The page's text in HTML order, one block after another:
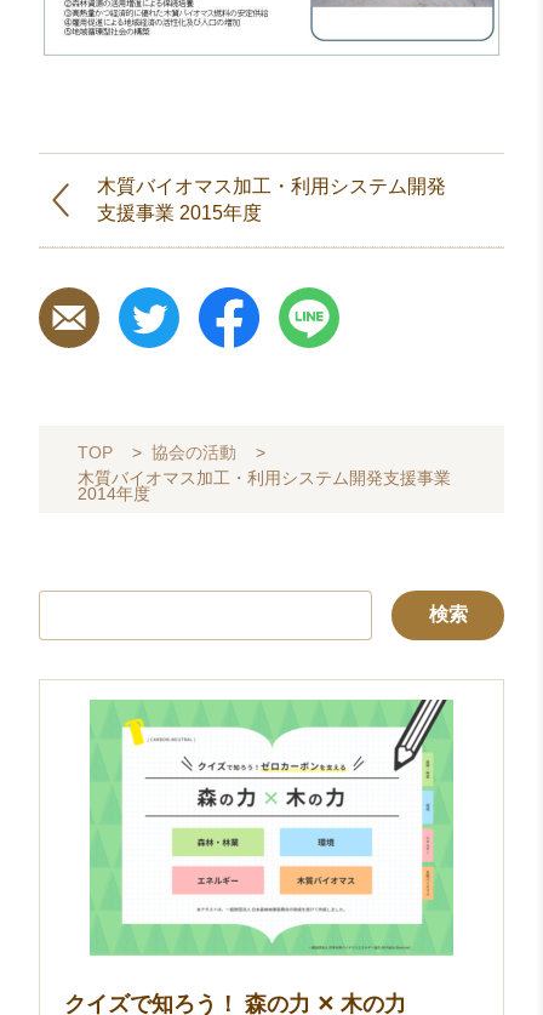
木質バイオマス加工・利用システム開発
支援事業 2015年度
TOP > 協会の活動
>
木質バイオマス加工・利用システム開発支援事業
2014年度
クイズで知ろう！ 森の力 ✕ 木の力